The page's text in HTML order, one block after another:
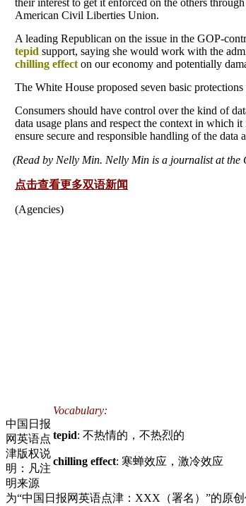
their interest to get it enforced on the others
American Civil Liberties Union.
A leading Republican on the issue in the GOP-
tepid support, saying she would work with the
chilling effect on our economy and potentially
The White House proposed seven basic
Consumers should have control over the kind of
data usage plans and respect the context in which
ensure secure and responsible handling of the data
(Read by Nelly Min. Nelly Min is a journalist at the
点击查看更多双语新闻
(Agencies)
Vocabulary:
tepid: 不热情的，不热烈的
chilling effect: 寒蝉效应，激冷效应
中国日报
网英语点
津版权说
明：凡注
明来源
为“中国日报网英语点津：XXX（署名）”的原